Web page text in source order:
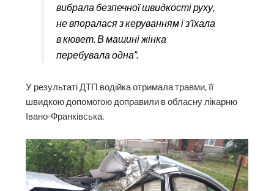
вибрала безпечної швидкості руху,
не впоралася з керуванням і з’їхала
в кювет. В машині жінка
перебувала одна”.
У результаті ДТП водійка отримала травми, її
швидкою допомогою доправили в обласну лікарню
Івано-Франківська.